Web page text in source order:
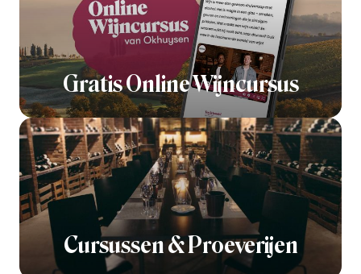
Gratis Online Wijncursus
Cursussen & Proeverijen